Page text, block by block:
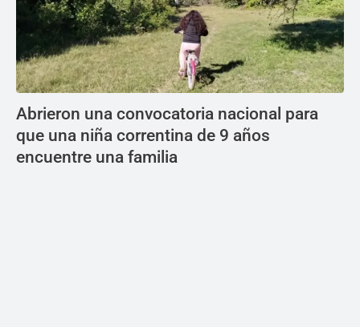
Abrieron una convocatoria nacional para
que una niña correntina de 9 años
encuentre una familia